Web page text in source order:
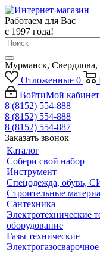
Работаем для Вас
с 1997 года!
Мурманск, Свердлова,
Отложенные 0
ВойтиМой кабинет
8 (8152) 554-888
8 (8152) 554-888
8 (8152) 554-887
Заказать звонок
Каталог
Собери свой набор
Инструмент
Спецодежда, обувь,
Строительные
Сантехника
Электротехнические
оборудование
Газы технические